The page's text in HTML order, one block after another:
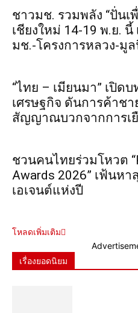
ชาวมช. รวมพลัง “ปั่นเ
เชียงใหม่ 14-19 พ.ย.
มช.-โครงการหลวง-มู
“ไทย – เมียนมา” เปิด
เศรษฐกิจ ดันการค้าช
สัญญาณบวกจากการเ
ชวนคนไทยร่วมโหวต
Awards 2026” เฟ้นห
เอเจนต์แห่งปี
โหลดเพิ่มเติม
เรื่องยอดนิยม